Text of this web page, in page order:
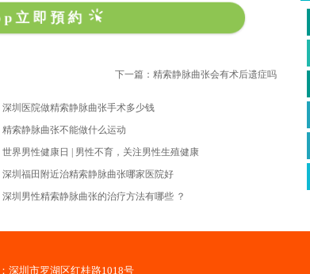
立即預約
下一篇：精索静脉曲张会有术后遗症吗
深圳医院做精索静脉曲张手术多少钱
精索静脉曲张不能做什么运动
世界男性健康日 | 男性不育，关注男性生殖健康
深圳福田附近治精索静脉曲张哪家医院好
深圳男性精索静脉曲张的治疗方法有哪些 ？
深圳市罗湖区红桂路1018号